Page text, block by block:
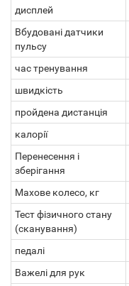
дисплей
Вбудовані датчики
пульсу
час тренування
швидкість
пройдена дистанція
калорії
Перенесення і
зберігання
Махове колесо, кг
Тест фізичного стану
(сканування)
педалі
Важелі для рук